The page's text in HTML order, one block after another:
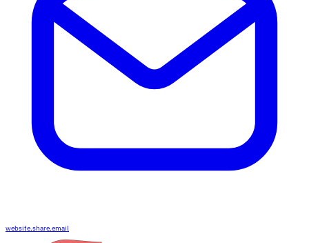
website.share.email